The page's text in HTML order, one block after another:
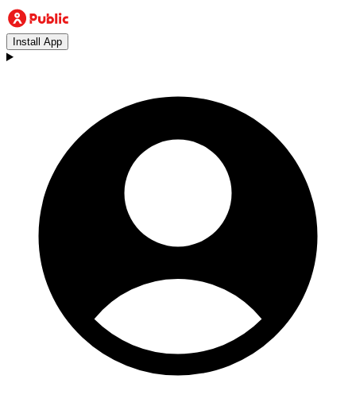
Install App